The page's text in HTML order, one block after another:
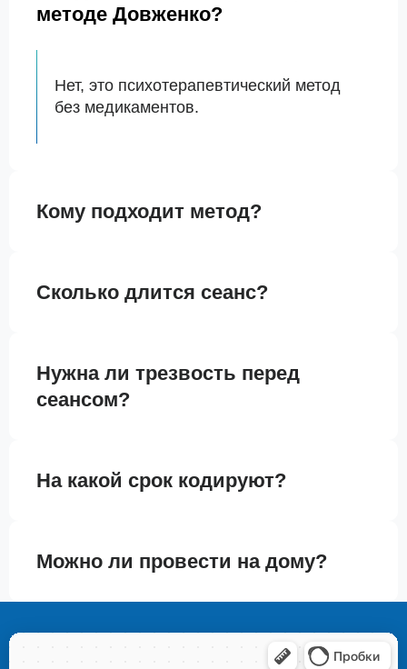
методе Довженко?
Нет, это психотерапевтический метод
без медикаментов.
Кому подходит метод?
Сколько длится сеанс?
Нужна ли трезвость перед
сеансом?
На какой срок кодируют?
Можно ли провести на дому?